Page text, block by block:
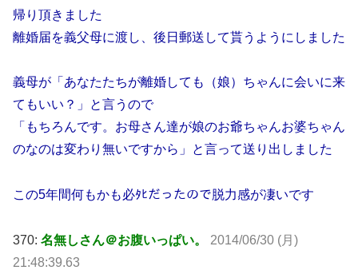
帰り頂きました
離婚届を義父母に渡し、後日郵送して貰うようにしました
義母が「あなたたちが離婚しても（娘）ちゃんに会いに来
てもいい？」と言うので
「もちろんです。お母さん達が娘のお爺ちゃんお婆ちゃん
のなのは変わり無いですから」と言って送り出しました
この5年間何もかも必ﾀﾋだったので脱力感が凄いです
370: 名無しさん＠お腹いっぱい。 2014/06/30 (月)
21:48:39.63